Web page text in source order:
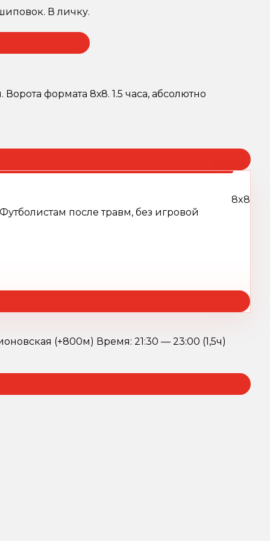
В личку.
формата 8х8. 1.5 часа, абсолютно
8x8
после травм, без игровой
(+800м) Время: 21:30 — 23:00 (1,5ч)